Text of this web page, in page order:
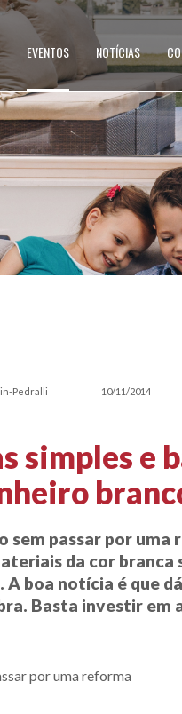
EVENTOS NOTÍCIAS
Pedralli 10/11/2014
simples e
sem passar por
da cor branca
A boa notícia é que
Basta investir em
por uma reforma